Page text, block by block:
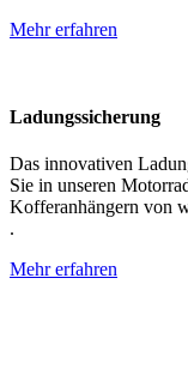
Mehr erfahren
Ladungssicherung
Das innovativen
Sie in unseren
Kofferanhängern von
.
Mehr erfahren